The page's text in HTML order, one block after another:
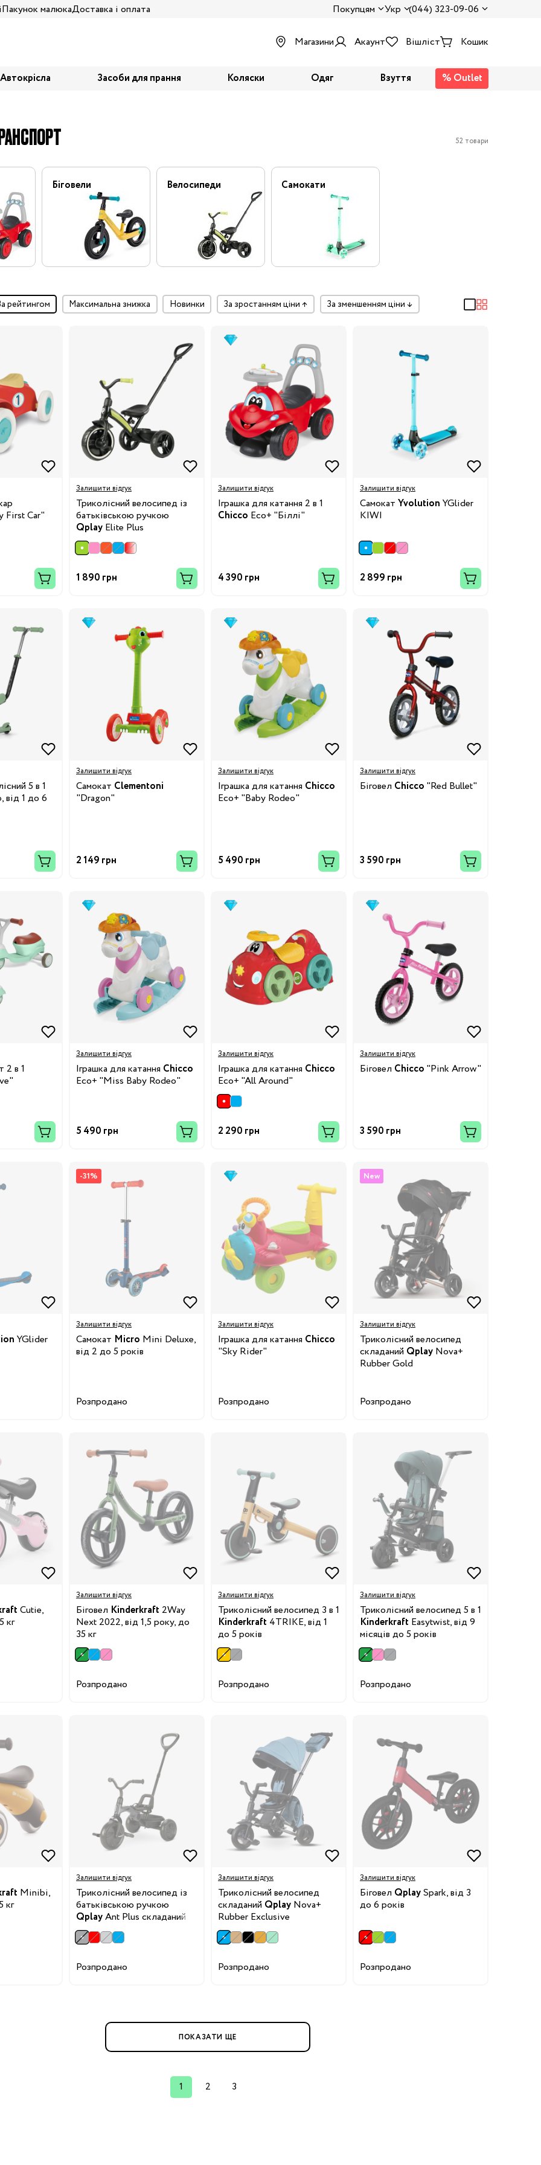
Пакунок малюкаДоставка і оплата Покупцям Укр (044) 323-09-06
Бренди:
24
32
24
Бренди:
Бренди:
Бренди:
Магазини Акаунт Вішліст Кошик
Автокрісла Засоби для прання Коляски Одяг Взуття
% Outlet
52 товари
Біговели Велосипеди Самокати
за рейтингом максимальна знижка Новинки за зростанням ціни ↑ за зменшенням ціни ↓
First Car"
Залишити відгук
Триколісний велосипед із
батьківською ручкою
Qplay Elite Plus
1 890 грн
Залишити відгук
Іграшка для катання 2 в 1
Chicco Eco+ "Біллі"
4 390 грн
Залишити відгук
Самокат Yvolution YGlider
KIWI
2 899 грн
5 в 1
від 1 до 6
Залишити відгук
Самокат Clementoni
"Dragon"
2 149 грн
Залишити відгук
Іграшка для катання Chicco
Eco+ "Baby Rodeo"
5 490 грн
Залишити відгук
Біговел Chicco "Red Bullet"
3 590 грн
2 в 1
Залишити відгук
Іграшка для катання Chicco
Eco+ "Miss Baby Rodeo"
5 490 грн
Залишити відгук
Іграшка для катання Chicco
Eco+ "All Around"
2 290 грн
Залишити відгук
Біговел Chicco "Pink Arrow"
3 590 грн
YGlider
-31%
Залишити відгук
Самокат Micro Mini Deluxe,
від 2 до 5 років
Розпродано
Залишити відгук
Іграшка для катання Chicco
"Sky Rider"
Розпродано
New
Залишити відгук
Триколісний велосипед
складаний Qplay Nova+
Rubber Gold
Розпродано
Cutie,
кг
Залишити відгук
Біговел Kinderkraft 2Way
Next 2022, від 1,5 року, до
35 кг
Розпродано
Залишити відгук
Триколісний велосипед 3 в 1
Kinderkraft 4TRIKE, від 1
до 5 років
Розпродано
Залишити відгук
Триколісний велосипед 5 в 1
Kinderkraft Easytwist, від 9
місяців до 5 років
Розпродано
Minibi,
кг
Залишити відгук
Триколісний велосипед із
батьківською ручкою
QplayAnt Plus складаний
Розпродано
Залишити відгук
Триколісний велосипед
складаний Qplay Nova+
Rubber Exclusive
Розпродано
Залишити відгук
Біговел QplaySpark, від 3
до 6 років
Розпродано
ПОКАЗАТИ ЩЕ
1 2 3